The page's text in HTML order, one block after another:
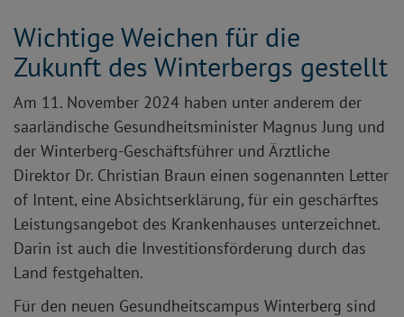
Wichtige Weichen für die
Zukunft des Winterbergs gestellt
Am 11. November 2024 haben unter anderem der
saarländische Gesundheitsminister Magnus Jung und
der Winterberg-Geschäftsführer und Ärztliche
Direktor Dr. Christian Braun einen sogenannten Letter
of Intent, eine Absichtserklärung, für ein geschärftes
Leistungsangebot des Krankenhauses unterzeichnet.
Darin ist auch die Investitionsförderung durch das
Land festgehalten.
Für den neuen Gesundheitscampus Winterberg sind